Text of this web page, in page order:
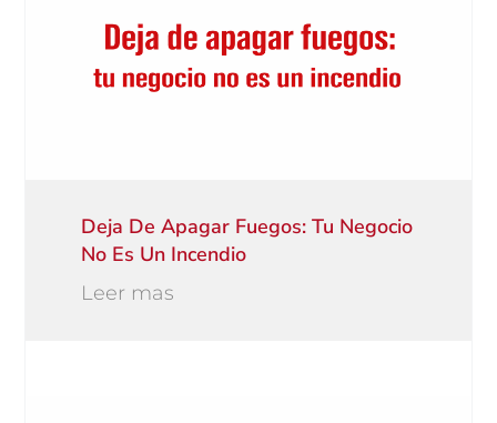
Deja De Apagar Fuegos: Tu Negocio
No Es Un Incendio
Leer mas